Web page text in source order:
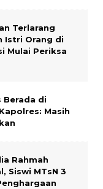
Terlarang
Istri Orang di
Mulai Periksa
Berada di
Masih
Rahmah
Siswi MTsN 3